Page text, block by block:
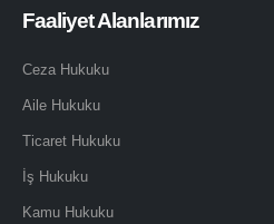
Faaliyet Alanlarımız
Ceza Hukuku
Aile Hukuku
Ticaret Hukuku
İş Hukuku
Kamu Hukuku